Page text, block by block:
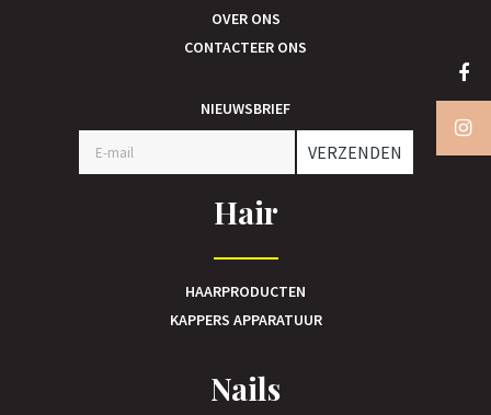
OVER ONS
CONTACTEER ONS
NIEUWSBRIEF
VERZENDEN
Hair
HAARPRODUCTEN
KAPPERS APPARATUUR
Nails